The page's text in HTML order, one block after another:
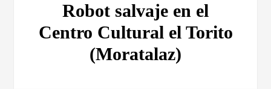
Robot salvaje en el
Centro Cultural el Torito
(Moratalaz)